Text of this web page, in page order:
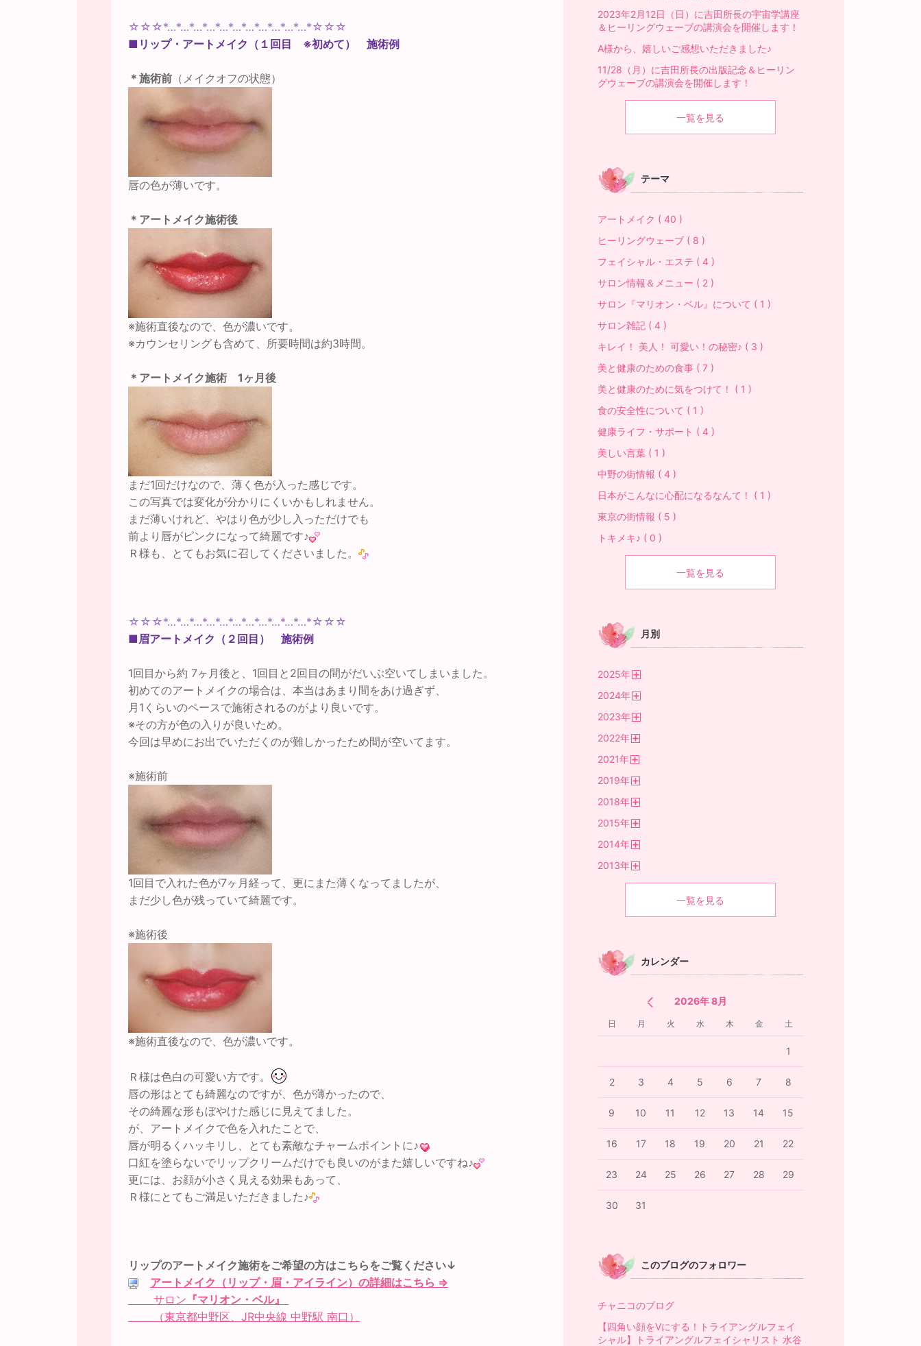
☆☆☆*…*…*…*…*…*…*…*…*…*…*…*☆☆☆
■リップ・アートメイク（１回目 ※初めて） 施術例
＊施術前 （メイクオフの状態）
唇の色が薄いです。
＊アートメイク施術後
※施術直後なので、色が濃いです。
※カウンセリングも含めて、所要時間は約3時間。
＊アートメイク施術 1ヶ月後
まだ1回だけなので、薄く色が入った感じです。
この写真では変化が分かりにくいかもしれません。
まだ薄いけれど、やはり色が少し入っただけでも
前より唇がピンクになって綺麗です♪
Ｒ様も、とてもお気に召してくださいました。
☆☆☆*…*…*…*…*…*…*…*…*…*…*…*☆☆☆
■眉アートメイク（２回目） 施術例
1回目から約 7ヶ月後と、1回目と2回目の間がだいぶ空いてしまいました。
初めてのアートメイクの場合は、本当はあまり間をあけ過ぎず、
月1くらいのペースで施術されるのがより良いです。
※その方が色の入りが良いため。
今回は早めにお出でいただくのが難しかったため間が空いてます。
※施術前
1回目で入れた色が7ヶ月経って、更にまた薄くなってましたが、
まだ少し色が残っていて綺麗です。
※施術後
※施術直後なので、色が濃いです。
Ｒ様は色白の可愛い方です。
唇の形はとても綺麗なのですが、色が薄かったので、
その綺麗な形もぼやけた感じに見えてました。
が、アートメイクで色を入れたことで、
唇が明るくハッキリし、とても素敵なチャームポイントに♪
口紅を塗らないでリップクリームだけでも良いのがまた嬉しいですね♪
更には、お顔が小さく見える効果もあって、
Ｒ様にとてもご満足いただきました♪
リップのアートメイク施術をご希望の方はこちらをご覧ください↓
アートメイク（リップ・眉・アイライン）の詳細はこちら ⇒
サロン 『マリオン・ベル』
（東京都中野区、JR中央線 中野駅 南口）
2023年2月12日（日）に吉田所長の宇宙学講座
＆ヒーリングウェーブの講演会を開催します！
A様から、嬉しいご感想いただきました♪
11/28（月）に吉田所長の出版記念＆ヒーリン
グウェーブの講演会を開催します！
一覧を見る
テーマ
アートメイク ( 40 )
ヒーリングウェーブ ( 8 )
フェイシャル・エステ ( 4 )
サロン情報＆メニュー ( 2 )
サロン『マリオン・ベル』について ( 1 )
サロン雑記 ( 4 )
キレイ！ 美人！ 可愛い！の秘密♪ ( 3 )
美と健康のための食事 ( 7 )
美と健康のために気をつけて！ ( 1 )
食の安全性について ( 1 )
健康ライフ・サポート ( 4 )
美しい言葉 ( 1 )
中野の街情報 ( 4 )
日本がこんなに心配になるなんて！ ( 1 )
東京の街情報 ( 5 )
トキメキ♪ ( 0 )
一覧を見る
月別
2025年
2024年
2023年
2022年
2021年
2019年
2018年
2015年
2014年
2013年
一覧を見る
カレンダー
2026年 8月
日 月 火 水 木 金 土
1
2 3 4 5 6 7 8
9 10 11 12 13 14 15
16 17 18 19 20 21 22
23 24 25 26 27 28 29
30 31
このブログのフォロワー
チャニコのブログ
【四角い顔をVにする！トライアングルフェイ
シャル】トライアングルフェイシャリスト 水谷